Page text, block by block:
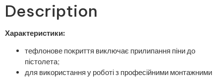
Description
Характеристики:
тефлонове покриття виключає прилипання піни до
пістолета;
для використання у роботі з професійними монтажними